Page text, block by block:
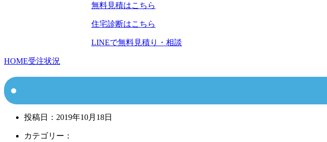
無料見積はこちら
住宅診断はこちら
LINEで無料見積り・相談
HOME受注状況
投稿日： 2019年10月18日
カテゴリー：